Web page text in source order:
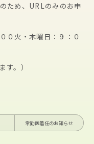
ため、URLのみのお申
０火・木曜日：９：０
す。）
常勤医着任のお知らせ